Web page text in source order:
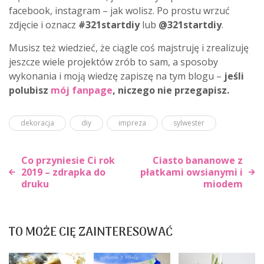
facebook, instagram – jak wolisz. Po prostu wrzuć
zdjęcie i oznacz #321startdiylub @321startdiy.
Musisz też wiedzieć, że ciągle coś majstruję i zrealizuję
jeszcze wiele projektów zrób to sam, a sposoby
wykonania i moją wiedzę zapiszę na tym blogu – jeśli
polubisz mój fanpage, niczego nie przegapisz.
dekoracja diy impreza sylwester
Nawigacja
Co przyniesie Ci rok
2019 – zdrapka do
druku
Ciasto bananowe z
płatkami owsianymi i
miodem
TO MOŻE CIĘ ZAINTERESOWAĆ